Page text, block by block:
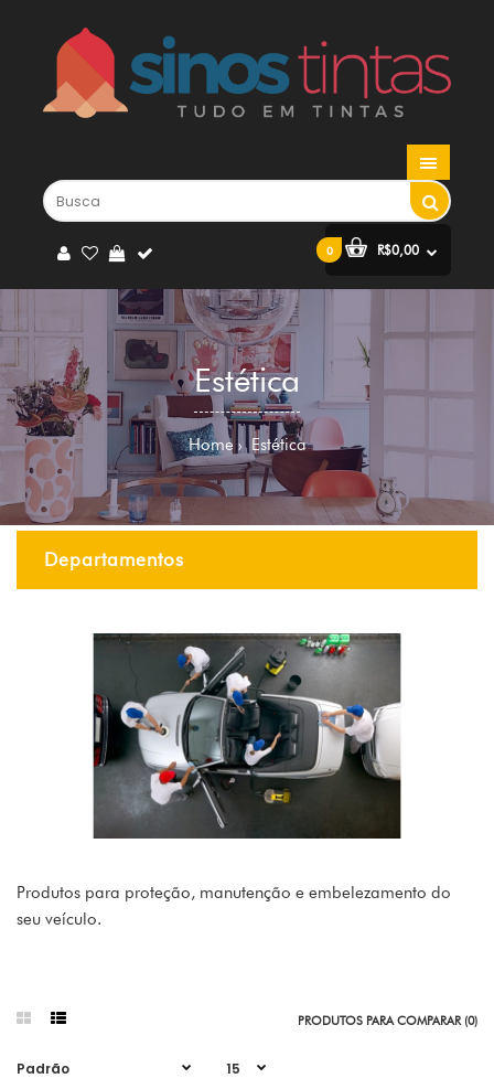
0 R$0,00
Estética
Home Estética
Departamentos
Produtos para proteção, manutenção e embelezamento do
seu veículo.
PRODUTOS PARA COMPARAR (0)